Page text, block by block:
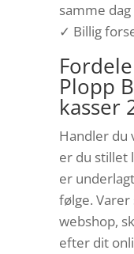
samme dag
✓ Billig
Plopp
kasser
Handler du
er du stillet
er
følge.
webshop,
efter dit